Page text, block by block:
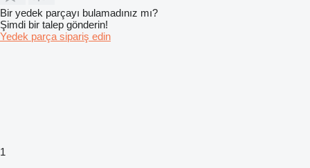
Bir yedek parçayı bulamadınız mı?
Şimdi bir talep gönderin!
Yedek parça sipariş edin
1